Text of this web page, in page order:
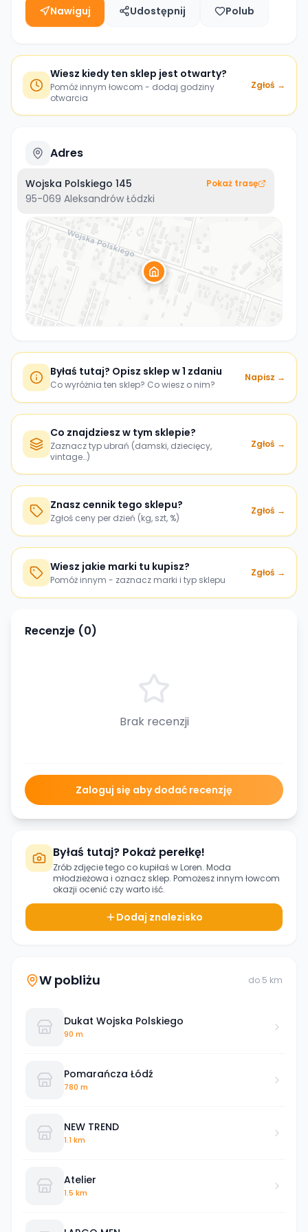
Nawiguj Udostępnij Polub
Wiesz kiedy ten sklep jest otwarty?
Pomóż innym łowcom - dodaj godziny
otwarcia
Zgłoś →
Adres
Wojska Polskiego 145
95-069 Aleksandrów Łódzki
Pokaż trasę
Byłaś tutaj? Opisz sklep w 1 zdaniu
Co wyróżnia ten sklep? Co wiesz o nim?
Napisz →
Co znajdziesz w tym sklepie?
Zaznacz typ ubrań (damski, dziecięcy,
vintage…)
Zgłoś →
Znasz cennik tego sklepu?
Zgłoś ceny per dzień (kg, szt, %)
Zgłoś →
Wiesz jakie marki tu kupisz?
Pomóż innym - zaznacz marki i typ sklepu
Zgłoś →
Recenzje (0)
Brak recenzji
Zaloguj się aby dodać recenzję
Byłaś tutaj? Pokaż perełkę!
Zrób zdjęcie tego co kupiłaś wLoren. Moda
młodzieżowa i oznacz sklep. Pomożesz innym łowcom
okazji ocenić czy warto iść.
Dodaj znalezisko
W pobliżu do 5 km
Dukat Wojska Polskiego
90 m
Pomarańcza Łódź
780 m
NEW TREND
1.1 km
Atelier
1.5 km